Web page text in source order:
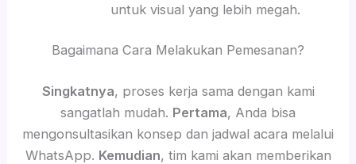
untuk visual yang lebih megah.
Bagaimana Cara Melakukan Pemesanan?
Singkatnya, proses kerja sama dengan kami
sangatlah mudah. Pertama, Anda bisa
mengonsultasikan konsep dan jadwal acara melalui
WhatsApp. Kemudian, tim kami akan memberikan